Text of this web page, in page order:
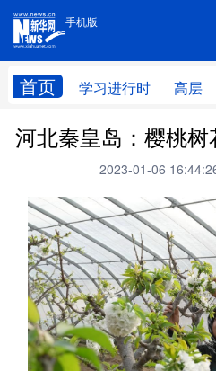
手机版
首页 学习进行时 高层
手机版
网站
学习进行时 高层
财经
台湾 思客智库
科技 科创
文化 书画
访谈 视频
法律 中央文件
河北秦皇岛：樱桃
2023-01-06